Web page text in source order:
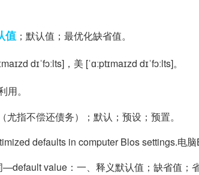
值 ；默认值；最优化缺省值。
dɪˈfɔːlts]，美 [ˈɑːptɪmaɪzd dɪˈfɔːlts]。
。
指不偿还债务）；默认；预设；预置。
defaults in computer Blos settings.电脑
value：一、释义默认值；缺省值；省